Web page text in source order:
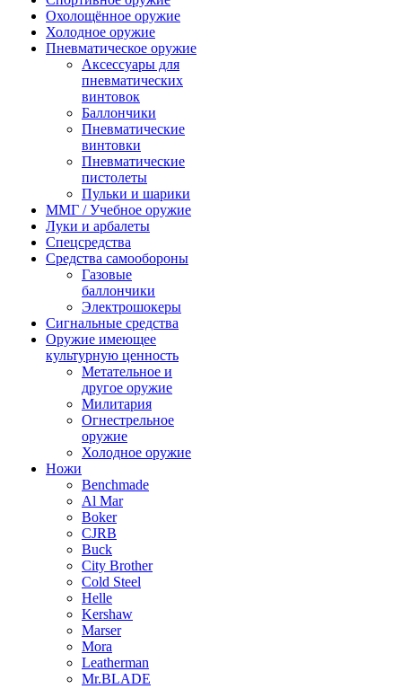
Охолощённое оружие
Холодное оружие
Пневматическое оружие
Аксессуары для
пневматических
винтовок
Баллончики
Пневматические
винтовки
Пневматические
пистолеты
Пульки и шарики
ММГ / Учебное оружие
Луки и арбалеты
Спецсредства
Средства самообороны
Газовые
баллончики
Электрошокеры
Сигнальные средства
Оружие имеющее
культурную ценность
Метательное и
другое оружие
Милитария
Огнестрельное
оружие
Холодное оружие
Ножи
Benchmade
Al Mar
Boker
CJRB
Buck
City Brother
Cold Steel
Helle
Kershaw
Marser
Mora
Leatherman
Mr.BLADE